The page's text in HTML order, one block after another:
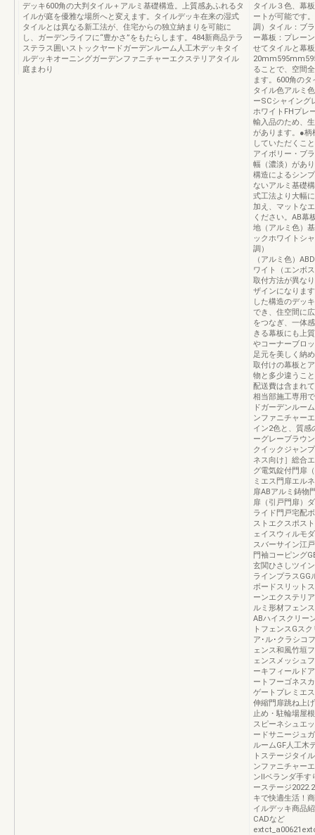
デッキ600角の大判タイル＋アルミ基礎構造。上質感あふれるタ
イルが庭を優雅な場所へと変えます。タイルデッキ在来の湿式
タイルとは異なる新工法が、住宅からの独立納まりを可能に
し、ガーデンライフに“豊かさ”をもたらします。484新商品テラ
ステラス囲いストックヤードガーデンルーム人工木デッキタイ
ルデッキオーニングガーデンファニチャーエクステリアタイル
庭まわり
タイル３色、幕
ートが可能です
調）タイル：ブ
ー幕板：プレー
せてタイルと幕
ることで、空間
ます。600角の
タイル色アルミ
ーSCシャイング
ホワイトFHプレ
輸入品のため、
があります。●柄
していただくこ
アイボリー・ブ
幅（濃淡）があ
構造によるシン
ないアルミ基礎
式工法より大幅
加え、マットな
ください
地（アルミ色）
ックホワイトシ
調） 目地
（アルミ色）
ワイト（エンボ
取付方法が異な
ザインになりま
した構造のデッ
でき、住空間に
をつなぎ、一体
きる幕板にも上
やコーナーブロ
足元を美しく納
取付けの幕板と
物と多少違うこ
配送費は含まれ
相当部施工専用
ドガーデンルー
ンファニチャー
イン2色と、質感
ーグレーブラウ
クイックジャン
ネス向け］総合
グ電気錠付門扉
ミエス門扉エル
扉ABアルミ鋳物
扉（引戸門扉）
ライド門戸宅配
ストエクスポス
ェイスウィルモ
スバーサイン江
門袖コーピング
玄関ひさしツイ
ラインプラスGG
ボードスリット
ーンエクステリ
ルミ形材フェン
ABハイスクリー
トフェンスGス
ア･ル･クラシコ
ェンス和風竹垣
ェンスメッシュ
ーキフィールド
ートフーゴネス
ゲートプレミエ
伸縮門扉跳ね上
止め・駐輪場屋
スピーネシュエ
ードサニージュ
ルームGF人工木
トステージタイ
ンファニチャー
ンⅡベランダ手
ーステージ
キで快適生活！
イルデッキ商品
CADなど